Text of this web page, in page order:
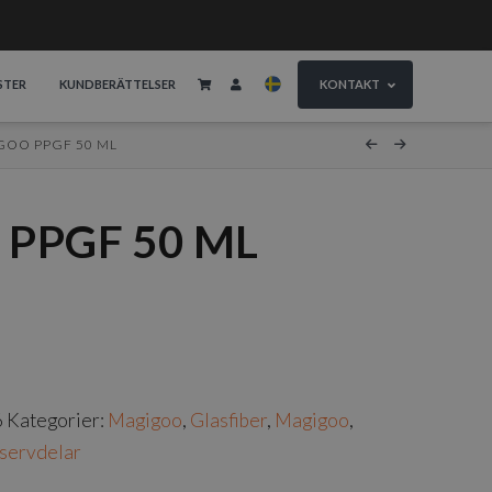
KUNDBERÄTTELSER KONTAKT
PPGF 50 ML
50 ML
Kategorier: Magigoo, Glasfiber, Magigoo,